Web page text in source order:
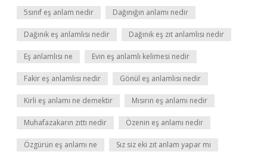
5sınıf eş anlam nedir Dağınığın anlamı nedir
Dağınık eş anlamlısı nedir Dağınık eş zıt anlamlısı nedir
Eş anlamlısı ne Evin eş anlamlı kelimesi nedir
Fakir eş anlamlısı nedir Gönül eş anlamlısı nedir
Kirli eş anlamı ne demektir Mısırın eş anlamı nedir
Muhafazakarın zıttı nedir Özenin eş anlamı nedir
Özgürün eş anlamı ne Sız siz eki zıt anlam yapar mı